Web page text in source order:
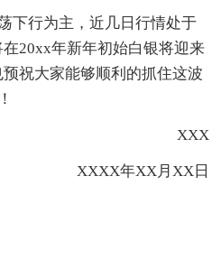
下行为主，近几日行情处于
20xx年新年初始白银将迎来
祝大家能够顺利的抓住这波
XXX
XXXX年XX月XX日